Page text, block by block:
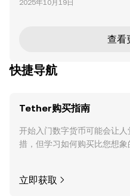
OpenSats 捐赠 25 万美元而引发
特币及更广泛的去中心化生态系统
比特币的未来意味着什么？又如何
2025年10月19日
查看
快捷导航
Tether购买指南
开始入门数字货币可能会让人
措，但学习如何购买比您想象
立即获取